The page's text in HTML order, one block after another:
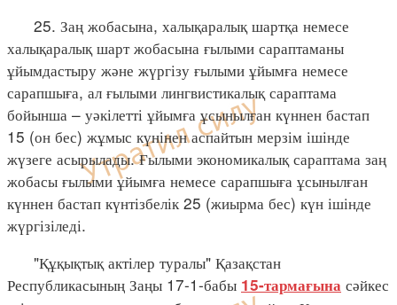
25. Заң жобасына, халықаралық шартқа немесе
халықаралық шарт жобасына ғылыми сараптаманы
ұйымдастыру және жүргізу ғылыми ұйымға немесе
сарапшыға, ал ғылыми лингвистикалық сараптама
бойынша – уәкілетті ұйымға ұсынылған күннен бастап
15 (он бес) жұмыс күнінен аспайтын мерзім ішінде
жүзеге асырылады. Ғылыми экономикалық сараптама заң
жобасы ғылыми ұйымға немесе сарапшыға ұсынылған
күннен бастап күнтізбелік 25 (жиырма бес) күн ішінде
жүргізіледі.
"Құқықтық актілер туралы" Қазақстан
Республикасының Заңы 17-1-бабы 15-тармағына сәйкес